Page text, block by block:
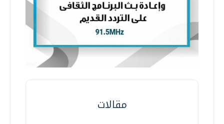
مقالات